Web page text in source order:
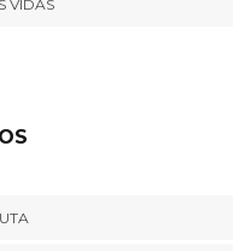
VIDAS